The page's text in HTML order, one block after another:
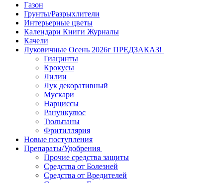
Газон
Грунты/Разрыхлители
Интерьерные цветы
Календари Книги Журналы
Качели
Луковичные Осень 2026г ПРЕДЗАКАЗ!
Гиацинты
Крокусы
Лилии
Лук декоративный
Мускари
Нарциссы
Ранункулюс
Тюльпаны
Фритиллярия
Новые поступления
Препараты/Удобрения
Прочие средства защиты
Средства от Болезней
Средства от Вредителей